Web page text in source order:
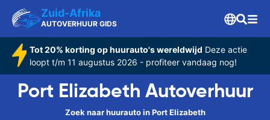
Zuid-Afrika
AUTOVERHUUR GIDS
Tot 20% korting op huurauto's wereldwijd Deze actie
loopt t/m 11 augustus 2026 - profiteer vandaag nog!
Port Elizabeth Autoverhuur
Zoek naar huurauto in Port Elizabeth